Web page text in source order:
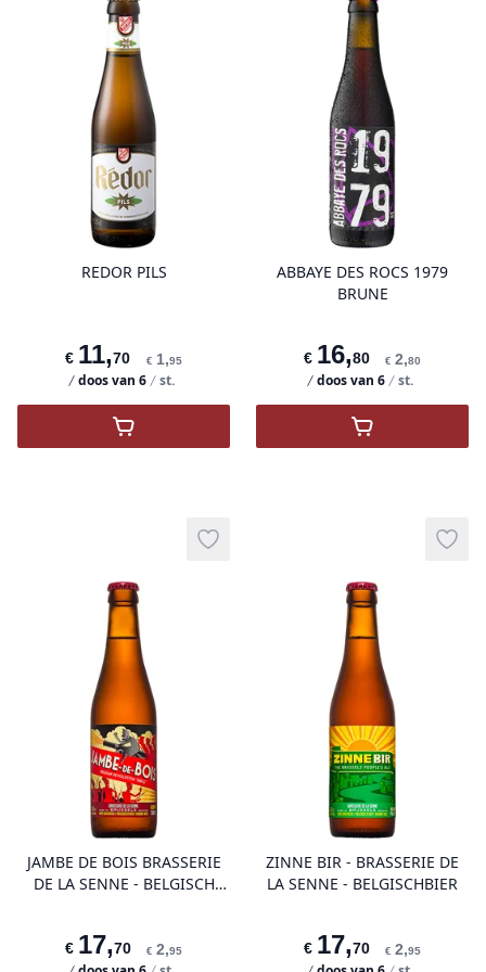
REDOR PILS
€ 11,70
doos van 6
€ 1,95
st.
product variant items in cart, view
,Redor Pils
ABBAYE DES ROCS 1979
BRUNE
€ 16,80
doos van 6
€ 2,80
st.
,Abbaye des
JAMBE DE BOIS BRASSERIE
DE LA SENNE - BELGISCH
€ 17,70 € 2,95
Add to wishlist
product variant items in cart, view
ZINNE BIR - BRASSERIE DE
LA SENNE - BELGISCHBIER
€ 17,70 € 2,95
Add